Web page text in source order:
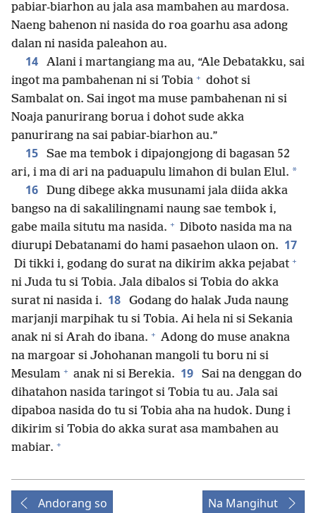
pabiar-biarhon au jala asa mambahen au mardosa.
Naeng bahenon ni nasida do roa goarhu asa adong
dalan ni nasida paleahon au.
14
Alani i martangiang ma au, “Ale Debatakku, sai
ingot ma pambahenan ni si Tobia + dohot si
Sambalat on. Sai ingot ma muse pambahenan ni si
Noaja panurirang borua i dohot sude akka
panurirang na sai pabiar-biarhon au.”
15
Sae ma tembok i dipajongjong di bagasan 52
ari, i ma di ari na paduapulu limahon di bulan Elul. *
16
Dung dibege akka musunami jala diida akka
bangso na di sakalilingnami naung sae tembok i,
gabe maila situtu ma nasida. + Diboto nasida ma na
diurupi Debatanami do hami pasaehon ulaon on. 17
Di tikki i, godang do surat na dikirim akka pejabat +
ni Juda tu si Tobia. Jala dibalos si Tobia do akka
surat ni nasida i. 18
Godang do halak Juda naung
marjanji marpihak tu si Tobia. Ai hela ni si Sekania
anak ni si Arah do ibana. + Adong do muse anakna
na margoar si Johohanan mangoli tu boru ni si
Mesulam + anak ni si Berekia. 19
Sai na denggan do
dihatahon nasida taringot si Tobia tu au. Jala sai
dipaboa nasida do tu si Tobia aha na hudok. Dung i
dikirim si Tobia do akka surat asa mambahen au
mabiar. +
Andorang so Na Mangihut